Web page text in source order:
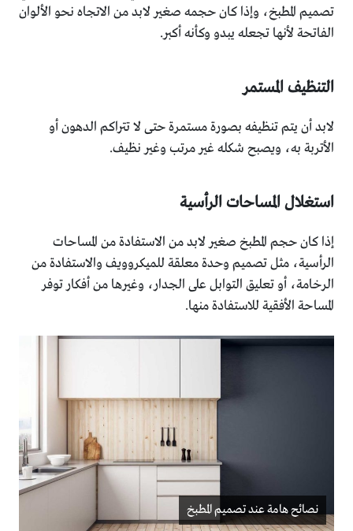
تصميم المطبخ، وإذا كان حجمه صغير لابد من الاتجاه نحو الألوان
الفاتحة لأنها تجعله يبدو وكأنه أكبر.
التنظيف المستمر
لابد أن يتم تنظيفه بصورة مستمرة حتى لا تتراكم الدهون أو
الأتربة به، ويصبح شكله غير مرتب وغير نظيف.
استغلال المساحات الرأسية
إذا كان حجم المطبخ صغير لابد من الاستفادة من المساحات
الرأسية، مثل تصميم وحدة معلقة للميكروويف والاستفادة من
الرخامة، أو تعليق التوابل على الجدار، وغيرها من أفكار توفر
المساحة الأفقية للاستفادة منها.
نصائح هامة عند تصميم المطبخ